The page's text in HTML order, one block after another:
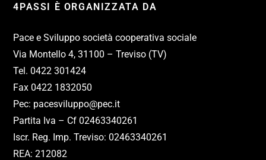
4PASSI È ORGANIZZATA DA
Pace e Sviluppo società cooperativa sociale
Via Montello 4, 31100 – Treviso (TV)
Tel. 0422 301424
Fax 0422 1832050
Pec: pacesviluppo@pec.it
Partita Iva – Cf 02463340261
Iscr. Reg. Imp. Treviso: 02463340261
REA: 212082